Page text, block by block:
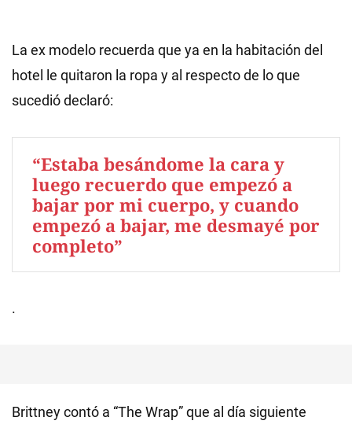
La ex modelo recuerda que ya en la habitación del
hotel le quitaron la ropa y al respecto de lo que
sucedió declaró:
“Estaba besándome la cara y
luego recuerdo que empezó a
bajar por mi cuerpo, y cuando
empezó a bajar, me desmayé por
completo”
.
Brittney contó a “The Wrap” que al día siguiente